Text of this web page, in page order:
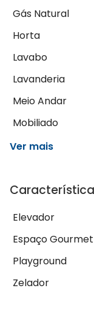
Gás Natural
Horta
Lavabo
Lavanderia
Meio Andar
Mobiliado
Ver mais
Elevador
Espaço Gourmet
Playground
Zelador